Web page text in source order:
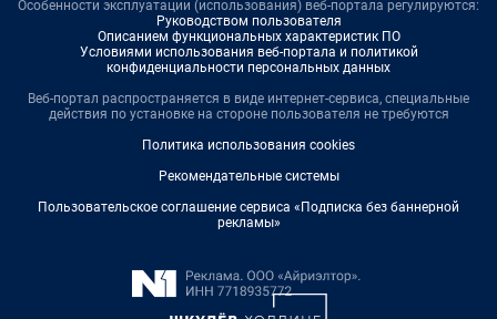
Особенности эксплуатации (использования) веб-портала регулируются:
Руководством пользователя
Описанием функциональных характеристик ПО
Условиями использования веб-портала и политикой
конфиденциальности персональных данных
Веб-портал распространяется в виде интернет-сервиса, специальные
действия по установке на стороне пользователя не требуются
Политика использования cookies
Рекомендательные системы
Пользовательское соглашение сервиса «Подписка без баннерной
рекламы»